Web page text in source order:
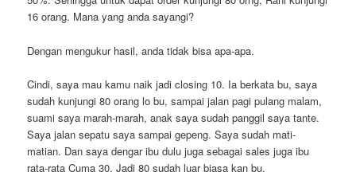
16 orang. Mana yang anda sayangi?
Dengan mengukur hasil, anda tidak bisa apa-apa.
Cindi, saya mau kamu naik jadi closing 10. Ia berkata bu, saya
sudah kunjungi 80 orang lo bu, sampai jalan pagi pulang malam,
suami saya marah-marah, anak saya sudah panggil saya tante.
Saya jalan sepatu saya sampai gepeng. Saya sudah mati-
matian. Dan saya dengar ibu dulu juga sebagai sales juga ibu
rata-rata Cuma 30. Jadi 80 sudah luar biasa kan bu.